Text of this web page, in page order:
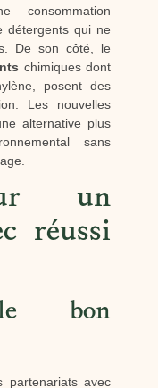
consommation
détergents qui ne
De son côté, le
chimiques dont
posent des
Les nouvelles
alternative plus
sans
un
réussi
le bon
partenariats avec